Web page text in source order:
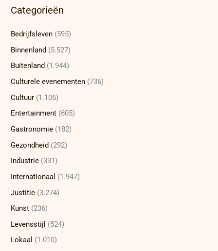
Categorieën
Bedrijfsleven (595)
Binnenland (5.527)
Buitenland (1.944)
Culturele evenementen (736)
Cultuur (1.105)
Entertainment (605)
Gastronomie (182)
Gezondheid (292)
Industrie (331)
Internationaal (1.947)
Justitie (3.274)
Kunst (236)
Levensstijl (524)
Lokaal (1.010)